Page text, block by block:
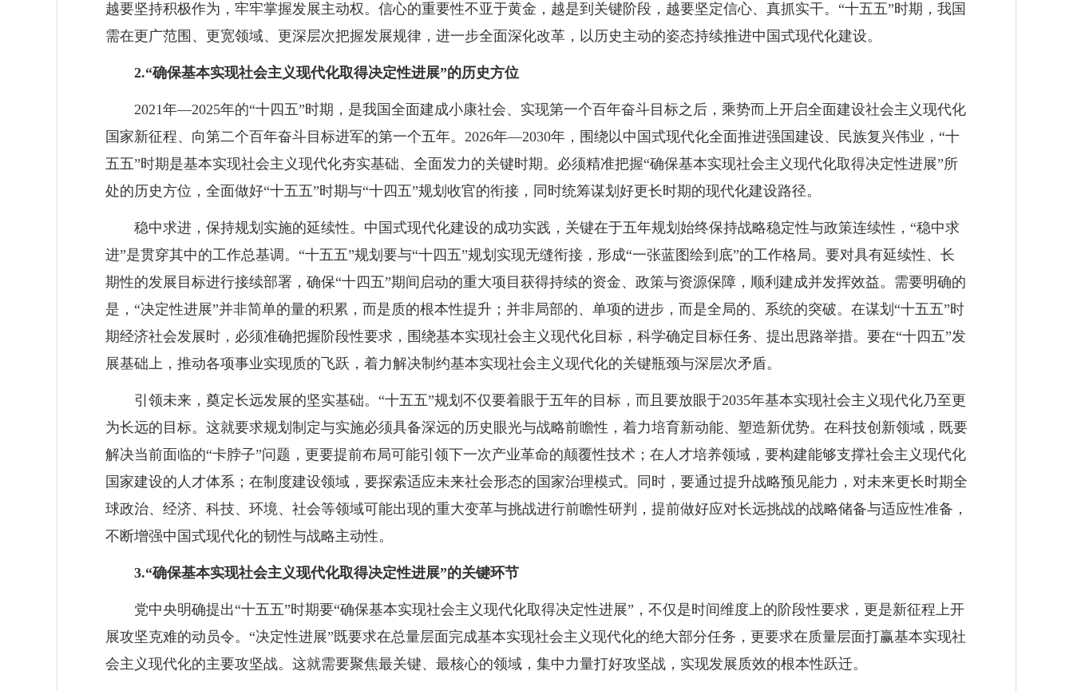
越要坚持积极作为，牢牢掌握发展主动权。信心的重要性不亚于黄金，越是到关键阶段，越要坚定信心、真抓实干。“十五五”时期，我国
需在更广范围、更宽领域、更深层次把握发展规律，进一步全面深化改革，以历史主动的姿态持续推进中国式现代化建设。
2.“确保基本实现社会主义现代化取得决定性进展”的历史方位
2021年—2025年的“十四五”时期，是我国全面建成小康社会、实现第一个百年奋斗目标之后，乘势而上开启全面建设社会主义现代化
国家新征程、向第二个百年奋斗目标进军的第一个五年。2026年—2030年，围绕以中国式现代化全面推进强国建设、民族复兴伟业，“十
五五”时期是基本实现社会主义现代化夯实基础、全面发力的关键时期。必须精准把握“确保基本实现社会主义现代化取得决定性进展”所
处的历史方位，全面做好“十五五”时期与“十四五”规划收官的衔接，同时统筹谋划好更长时期的现代化建设路径。
稳中求进，保持规划实施的延续性。中国式现代化建设的成功实践，关键在于五年规划始终保持战略稳定性与政策连续性，“稳中求
进”是贯穿其中的工作总基调。“十五五”规划要与“十四五”规划实现无缝衔接，形成“一张蓝图绘到底”的工作格局。要对具有延续性、长
期性的发展目标进行接续部署，确保“十四五”期间启动的重大项目获得持续的资金、政策与资源保障，顺利建成并发挥效益。需要明确的
是，“决定性进展”并非简单的量的积累，而是质的根本性提升；并非局部的、单项的进步，而是全局的、系统的突破。在谋划“十五五”时
期经济社会发展时，必须准确把握阶段性要求，围绕基本实现社会主义现代化目标，科学确定目标任务、提出思路举措。要在“十四五”发
展基础上，推动各项事业实现质的飞跃，着力解决制约基本实现社会主义现代化的关键瓶颈与深层次矛盾。
引领未来，奠定长远发展的坚实基础。“十五五”规划不仅要着眼于五年的目标，而且要放眼于2035年基本实现社会主义现代化乃至更
为长远的目标。这就要求规划制定与实施必须具备深远的历史眼光与战略前瞻性，着力培育新动能、塑造新优势。在科技创新领域，既要
解决当前面临的“卡脖子”问题，更要提前布局可能引领下一次产业革命的颠覆性技术；在人才培养领域，要构建能够支撑社会主义现代化
国家建设的人才体系；在制度建设领域，要探索适应未来社会形态的国家治理模式。同时，要通过提升战略预见能力，对未来更长时期全
球政治、经济、科技、环境、社会等领域可能出现的重大变革与挑战进行前瞻性研判，提前做好应对长远挑战的战略储备与适应性准备，
不断增强中国式现代化的韧性与战略主动性。
3.“确保基本实现社会主义现代化取得决定性进展”的关键环节
党中央明确提出“十五五”时期要“确保基本实现社会主义现代化取得决定性进展”，不仅是时间维度上的阶段性要求，更是新征程上开
展攻坚克难的动员令。“决定性进展”既要求在总量层面完成基本实现社会主义现代化的绝大部分任务，更要求在质量层面打赢基本实现社
会主义现代化的主要攻坚战。这就需要聚焦最关键、最核心的领域，集中力量打好攻坚战，实现发展质效的根本性跃迁。